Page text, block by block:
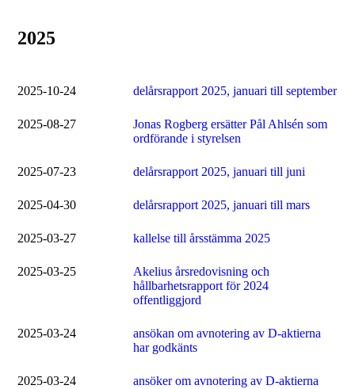
2025
2025-10-24 delårsrapport 2025, januari till september
2025-08-27
Jonas Rogberg ersätter Pål Ahlsén som
ordförande i styrelsen
2025-07-23 delårsrapport 2025, januari till juni
2025-04-30 delårsrapport 2025, januari till mars
2025-03-27 kallelse till årsstämma 2025
2025-03-25
Akelius årsredovisning och
hållbarhetsrapport för 2024
offentliggjord
2025-03-24
ansökan om avnotering av D-aktierna
har godkänts
2025-03-24 ansöker om avnotering av D-aktierna